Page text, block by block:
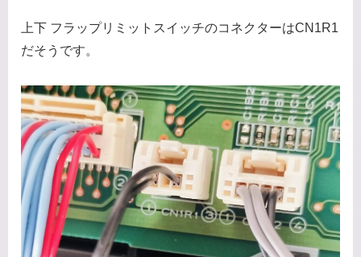
上下 フラップリミットスイッチのコネクターはCN1R1
だそうです。